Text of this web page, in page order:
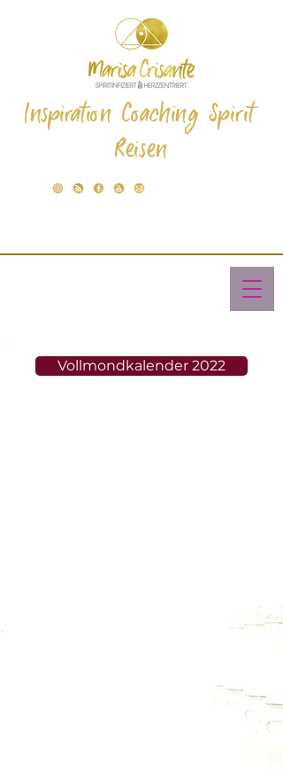
Inspiration Coaching Spirit
Reisen
Vollmondkalender 2022